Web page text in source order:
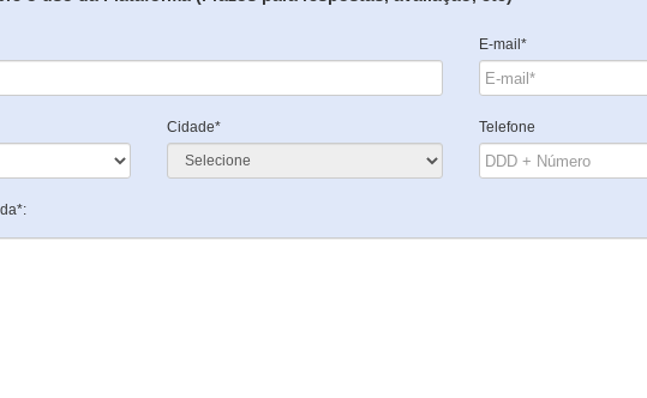
E-mail*
Cidade* Telefone